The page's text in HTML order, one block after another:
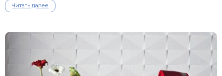
Читать далее